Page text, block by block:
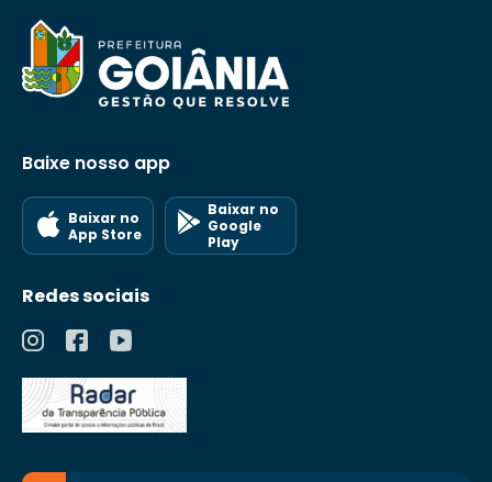
Baixe nosso app
Baixar no
App Store
Baixar no
Google
Play
Redes sociais